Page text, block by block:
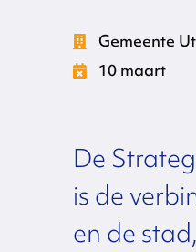
Gemeente
10 maart
De
is de
en de